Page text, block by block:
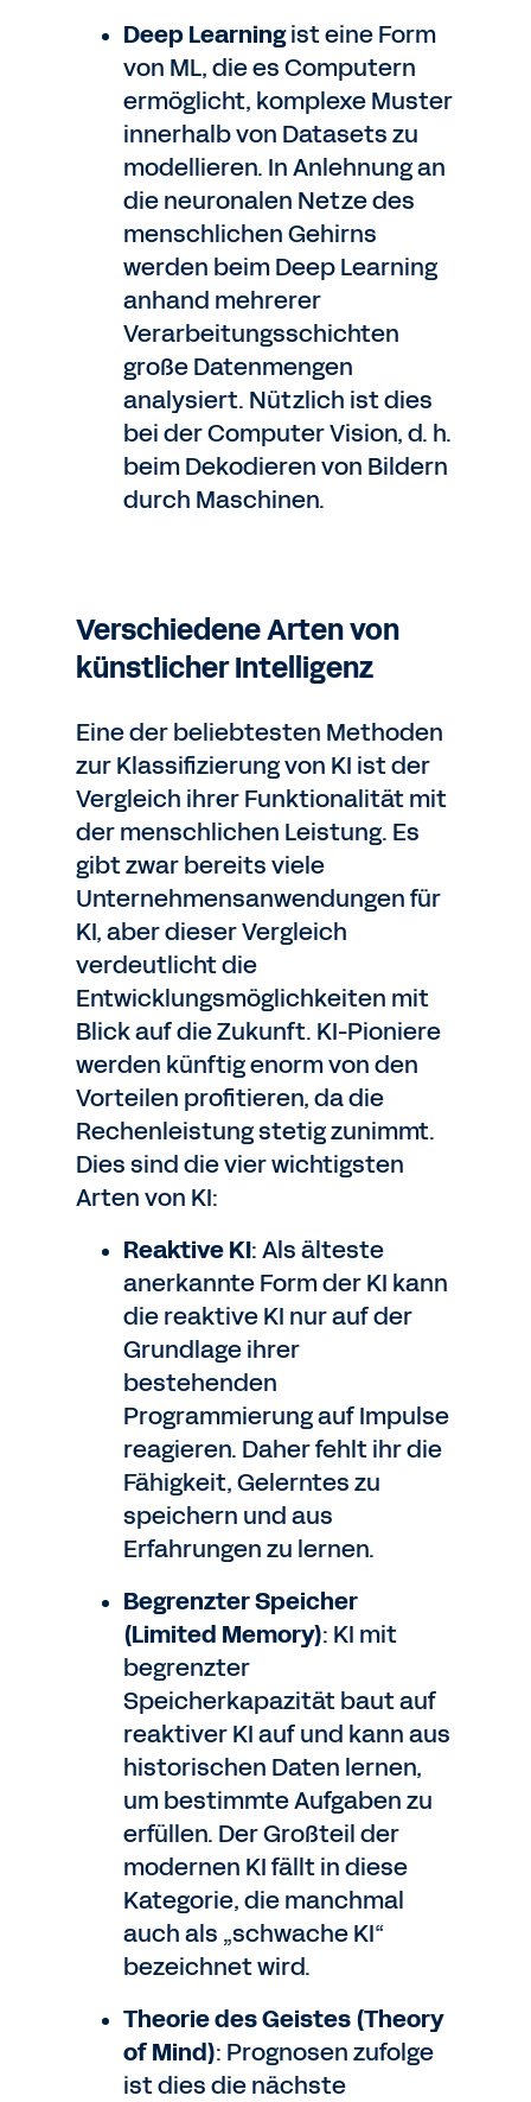
Deep Learningist eine Form
von ML, die es Computern
ermöglicht, komplexe Muster
innerhalb von Datasets zu
modellieren. In Anlehnung an
die neuronalen Netze des
menschlichen Gehirns
werden beim Deep Learning
anhand mehrerer
Verarbeitungsschichten
große Datenmengen
analysiert. Nützlich ist dies
bei der Computer Vision, d. h.
beim Dekodieren von Bildern
durch Maschinen.
Verschiedene Arten von
künstlicher Intelligenz
Eine der beliebtesten Methoden
zur Klassifizierung von KI ist der
Vergleich ihrer Funktionalität mit
der menschlichen Leistung. Es
gibt zwar bereits viele
Unternehmensanwendungen für
KI, aber dieser Vergleich
verdeutlicht die
Entwicklungsmöglichkeiten mit
Blick auf die Zukunft. KI-Pioniere
werden künftig enorm von den
Vorteilen profitieren, da die
Rechenleistung stetig zunimmt.
Dies sind die vier wichtigsten
Arten von KI:
Reaktive KI: Als älteste
anerkannte Form der KI kann
die reaktive KI nur auf der
Grundlage ihrer
bestehenden
Programmierung auf Impulse
reagieren. Daher fehlt ihr die
Fähigkeit, Gelerntes zu
speichern und aus
Erfahrungen zu lernen.
Begrenzter Speicher
(Limited Memory): KI mit
begrenzter
Speicherkapazität baut auf
reaktiver KI auf und kann aus
historischen Daten lernen,
um bestimmte Aufgaben zu
erfüllen. Der Großteil der
modernen KI fällt in diese
Kategorie, die manchmal
auch als „schwache KI“
bezeichnet wird.
Theorie des Geistes (Theory
of Mind): Prognosen zufolge
ist dies die nächste